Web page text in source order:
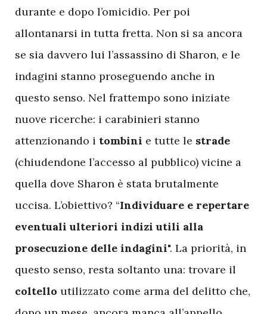
durante e dopo l’omicidio. Per poi
allontanarsi in tutta fretta. Non si sa ancora
se sia davvero lui l’assassino di Sharon, e le
indagini stanno proseguendo anche in
questo senso. Nel frattempo sono iniziate
nuove ricerche: i carabinieri stanno
attenzionando i tombini e tutte le strade
(chiudendone l’accesso al pubblico) vicine a
quella dove Sharon è stata brutalmente
uccisa. L’obiettivo? “Individuare e repertare
eventuali ulteriori indizi utili alla
prosecuzione delle indagini". La priorità, in
questo senso, resta soltanto una: trovare il
coltello utilizzato come arma del delitto che,